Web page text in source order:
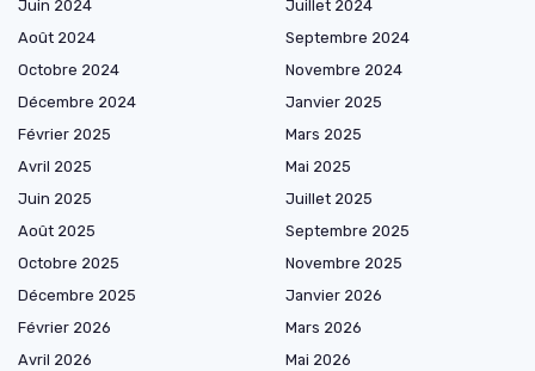
Juin 2024
Juillet 2024
Août 2024
Septembre 2024
Octobre 2024
Novembre 2024
Décembre 2024
Janvier 2025
Février 2025
Mars 2025
Avril 2025
Mai 2025
Juin 2025
Juillet 2025
Août 2025
Septembre 2025
Octobre 2025
Novembre 2025
Décembre 2025
Janvier 2026
Février 2026
Mars 2026
Avril 2026
Mai 2026